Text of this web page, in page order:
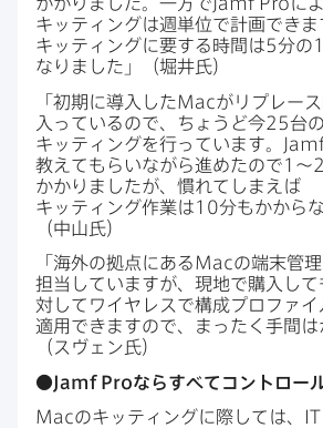
かかりました。​一方で Jamf Proに​
キッティングは​週単位で​計画できま
キッティングに​要する​時間は5分の
なりました」​（堀井氏）
「初期に​導入したMacが​リプレー
入っているので、​ちょうど​今25台の
キッティングを​行っています。
教えて​もらいながら​進めたので1 〜
かかりましたが、​慣れてしまえば​
キッティング作業は10分も​かから
（中山氏）
「海外の​拠点に​あるMacの​端末管
担当していますが、​現地で​購入し
対して​ワイヤレスで​構成プロファイ
適用できますので、​まったく​手間は​
（スヴェン氏）
● Jamf Proなら​すべて​コントロー
Macの​キッティングに​際しては、 IT